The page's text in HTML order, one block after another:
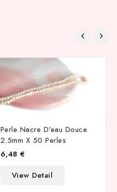
Perle Nacre D'eau Douce
2.5mm X 50 Perles
6,48 €
View Detail